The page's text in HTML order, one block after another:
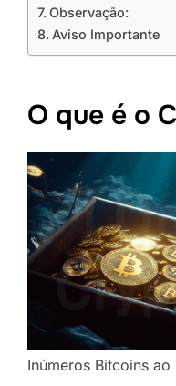
Observação:
Aviso Importante
O que é o
Inúmeros Bitcoins